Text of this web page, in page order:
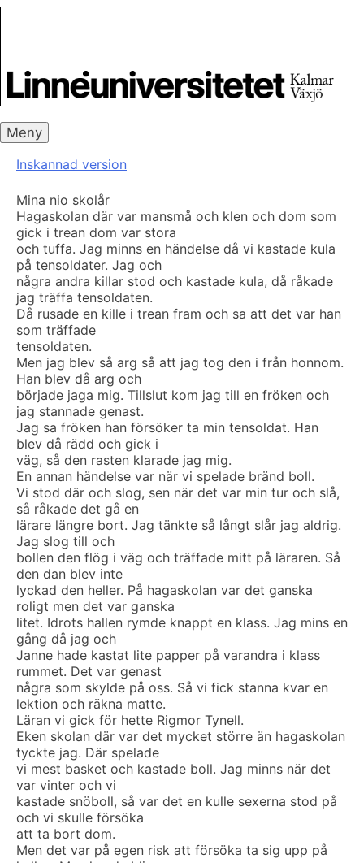
Meny
Inskannad version
Mina nio skolår
Hagaskolan där var mansmå och klen och dom som
gick i trean dom var stora
och tuffa. Jag minns en händelse då vi kastade kula
på tensoldater. Jag och
några andra killar stod och kastade kula, då råkade
jag träffa tensoldaten.
Då rusade en kille i trean fram och sa att det var han
som träffade
tensoldaten.
Men jag blev så arg så att jag tog den i från honnom.
Han blev då arg och
började jaga mig. Tillslut kom jag till en fröken och
jag stannade genast.
Jag sa fröken han försöker ta min tensoldat. Han
blev då rädd och gick i
väg, så den rasten klarade jag mig.
En annan händelse var när vi spelade bränd boll.
Vi stod där och slog, sen när det var min tur och slå,
så råkade det gå en
lärare längre bort. Jag tänkte så långt slår jag aldrig.
Jag slog till och
bollen den flög i väg och träffade mitt på läraren. Så
den dan blev inte
lyckad den heller. På hagaskolan var det ganska
roligt men det var ganska
litet. Idrots hallen rymde knappt en klass. Jag mins en
gång då jag och
Janne hade kastat lite papper på varandra i klass
rummet. Det var genast
några som skylde på oss. Så vi fick stanna kvar en
lektion och räkna matte.
Läran vi gick för hette Rigmor Tynell.
Eken skolan där var det mycket större än hagaskolan
tyckte jag. Där spelade
vi mest basket och kastade boll. Jag minns när det
var vinter och vi
kastade snöboll, så var det en kulle sexerna stod på
och vi skulle försöka
att ta bort dom.
Men det var på egen risk att försöka ta sig upp på